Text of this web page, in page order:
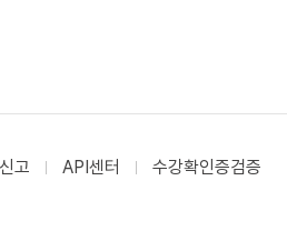
고 API센터 수강확인증검증